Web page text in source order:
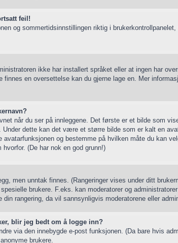
feil!
og sommertidsinnstillingen riktig i
ikke har installert språket eller at ingen har
en oversettelse kan du gjerne lage en. Mer
når du ser på innleggene. Det første er et bilde som
dette kan det være et større bilde som er kalt en
avatarfunksjonen og bestemme på hvilken måte du kan
(De har nok en god grunn!)
men unntak finnes. (Rangeringer vises under ditt
brukere. F.eks. kan moderatorer og
rangering, da vil sannsynligvis moderatorene eller
blir jeg bedt om å logge inn?
via den innebygde e-post funksjonen. (Da bare hvis
brukere.